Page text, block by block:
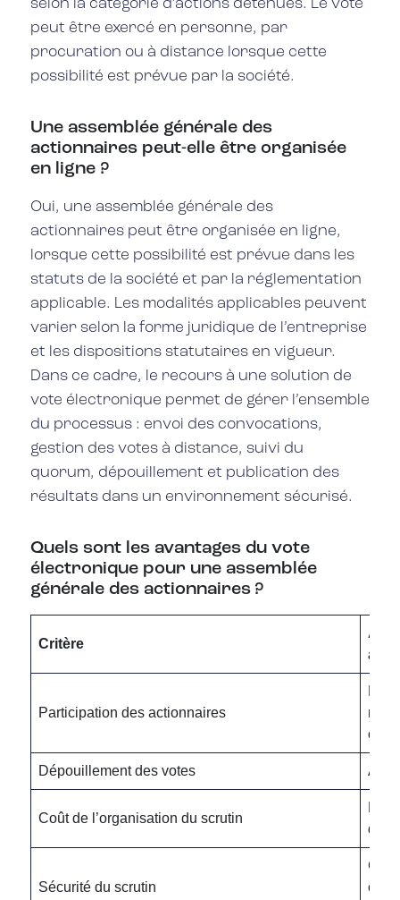
selon la catégorie d’actions détenues. Le vote
peut être exercé en personne, par
procuration ou à distance lorsque cette
possibilité est prévue par la société.
Une assemblée générale des
actionnaires peut-elle être organisée
en ligne ?
Oui, une assemblée générale des
actionnaires peut être organisée en ligne,
lorsque cette possibilité est prévue dans les
statuts de la société et par la réglementation
applicable. Les modalités applicables peuvent
varier selon la forme juridique de l’entreprise
et les dispositions statutaires en vigueur.
Dans ce cadre, le recours à une solution de
vote électronique permet de gérer l’ensemble
du processus : envoi des convocations,
gestion des votes à distance, suivi du
quorum, dépouillement et publication des
résultats dans un environnement sécurisé.
Quels sont les avantages du vote
électronique pour une assemblée
générale des actionnaires ?
Critère
Participation des actionnaires
ou
Dépouillement des votes
Coût de l’organisation du scrutin
Sécurité du scrutin